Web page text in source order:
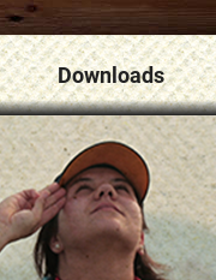
Downloads